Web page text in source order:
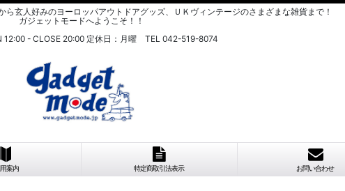
玄人好みのヨーロッパアウトドアグッズ、ＵＫヴィンテージのさまざまな雑貨まで！
ガジェットモードへようこそ！！
- CLOSE 20:00 定休日：月曜 TEL 042-519-8074
案内 特定商取引法表示 お問い合わせ